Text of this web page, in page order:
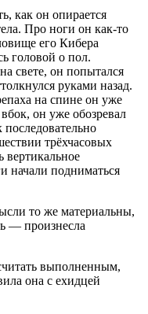
как он опирается
Про ноги он как-то
его Кибера
головой о пол.
свете, он попытался
руками назад.
на спине он уже
он уже обозревал
последовательно
трёхчасовых
вертикальное
начали подниматься
то же материальны,
— произнесла
выполненным,
она с ехидцей